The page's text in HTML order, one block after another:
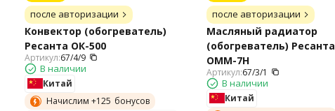
после авторизации
Конвектор (обогреватель)
Ресанта ОК-500
Артикул:67/4/9
В наличии
Китай
Начислим +125 бонусов
после авторизации
Масляный радиатор
(обогреватель) Ресанта
ОММ-7Н
Артикул:67/3/1
В наличии
Китай